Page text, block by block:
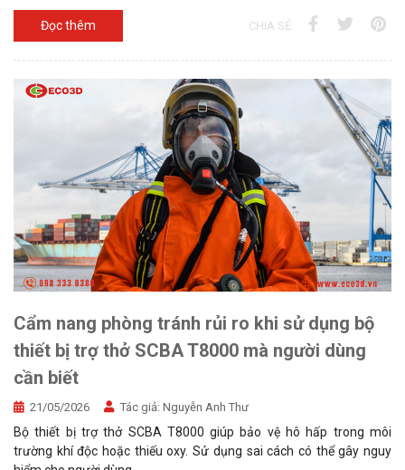
Đọc thêm CHIA SẺ:
Cẩm nang phòng tránh rủi ro khi sử dụng bộ
thiết bị trợ thở SCBA T8000 mà người dùng
cần biết
21/05/2026 Tác giả: Nguyễn Anh Thư
Bộ thiết bị trợ thở SCBA T8000 giúp bảo vệ hô hấp trong môi
trường khí độc hoặc thiếu oxy. Sử dụng sai cách có thể gây nguy